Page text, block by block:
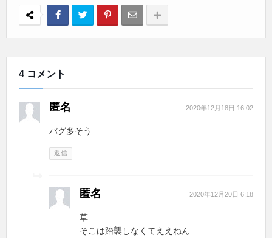
4 コメント
匿名 2020年12月18日 16:02
バグ多そう
返信
匿名 2020年12月20日 6:18
草
そこは踏襲しなくてええねん